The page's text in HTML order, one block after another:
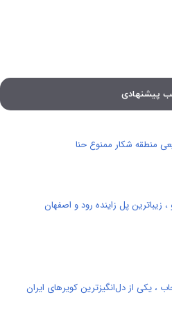
پیشنهادی
منطقه شکار ممنوع حنا
زیباترین پل زاینده رود و اصفهان
، یکی از دل‌انگیزترین کویرهای ایران